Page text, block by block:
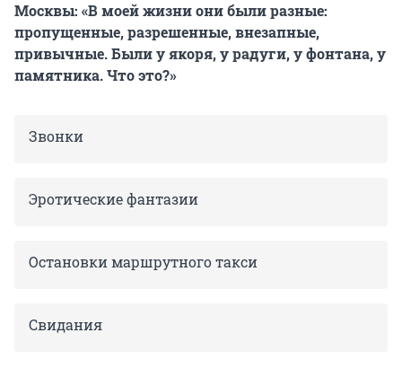
Москвы: «В моей жизни они были разные:
пропущенные, разрешенные, внезапные,
привычные. Были у якоря, у радуги, у фонтана, у
памятника. Что это?»
Звонки
Эротические фантазии
Остановки маршрутного такси
Свидания